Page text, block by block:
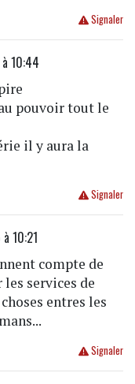
Signaler
10:44
pouvoir tout le
il y aura la
Signaler
10:21
compte de
services de
entres les
Signaler